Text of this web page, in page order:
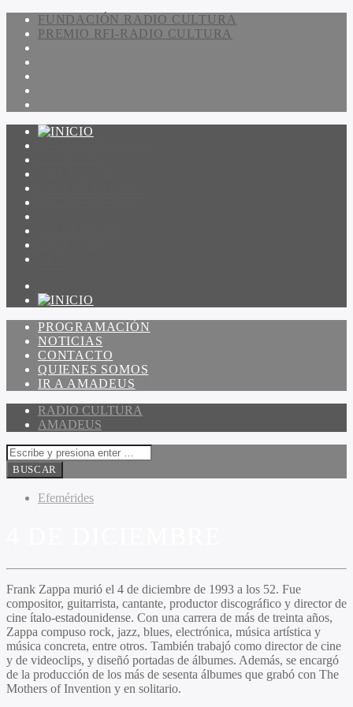
FUNDACIÓN RADIO CULTURA
PREMIO RFI-RADIO CULTURA
PROGRAMACIÓN
NOTICIAS
CONTACTO
QUIENES SOMOS
IR A AMADEUS
RADIO CULTURA
AMADEUS
Efemérides
Frank Zappa murió el 4 de diciembre de 1993 a los 52. Fue
compositor, guitarrista, cantante, productor discográfico y director de
cine ítalo-estadounidense. Con una carrera de más de treinta años,
Zappa compuso rock, jazz, blues, electrónica, música artística y
música concreta, entre otros. También trabajó como director de cine
y de videoclips, y diseñó portadas de álbumes. Además, se encargó
de la producción de los más de sesenta álbumes que grabó con The
Mothers of Invention y en solitario.